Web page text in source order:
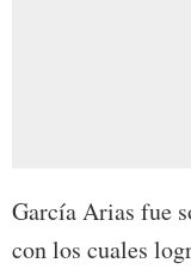
García Arias fue
con los cuales